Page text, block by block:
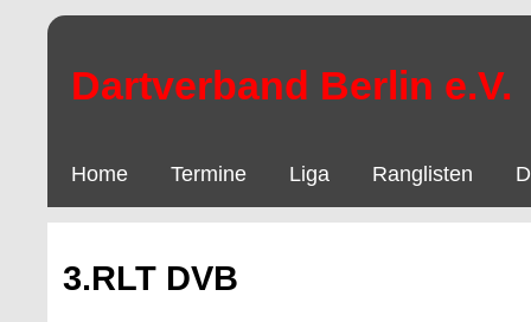
Dartverband Berlin e.V.
Home Termine Liga Ranglisten
3.RLT DVB